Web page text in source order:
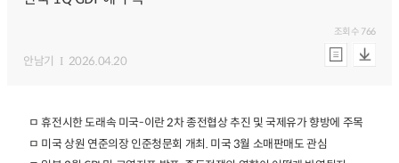
안남기 2026.04.20
조회수 766
ㅁ 휴전시한 도래속 미국-이란 2차 종전협상 추진 및 국제유가 향방에 주목
ㅁ 미국 상원 연준의장 인준청문회 개최. 미국 3월 소매판매도 관심